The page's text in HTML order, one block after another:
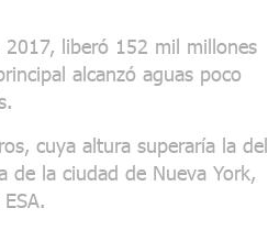
liberó 152 mil millones
alcanzó aguas poco
cuya altura superaría la del
de la ciudad de Nueva York,